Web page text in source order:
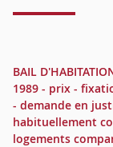
BAIL
1989 - prix -
- demande en
habituellement
logements